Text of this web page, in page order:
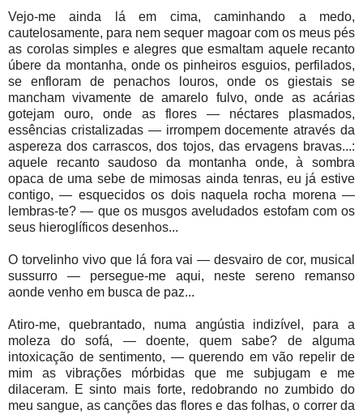
Vejo-me ainda lá em cima, caminhando a medo,
cautelosamente, para nem sequer magoar com os meus pés
as corolas simples e alegres que esmaltam aquele recanto
úbere da montanha, onde os pinheiros esguios, perfilados,
se enfloram de penachos louros, onde os giestais se
mancham vivamente de amarelo fulvo, onde as acárias
gotejam ouro, onde as flores — néctares plasmados,
essências cristalizadas — irrompem docemente através da
aspereza dos carrascos, dos tojos, das ervagens bravas...:
aquele recanto saudoso da montanha onde, à sombra
opaca de uma sebe de mimosas ainda tenras, eu já estive
contigo, — esquecidos os dois naquela rocha morena —
lembras-te? — que os musgos aveludados estofam com os
seus hieroglíficos desenhos...
O torvelinho vivo que lá fora vai — desvairo de cor, musical
sussurro — persegue-me aqui, neste sereno remanso
aonde venho em busca de paz...
Atiro-me, quebrantado, numa angústia indizível, para a
moleza do sofá, — doente, quem sabe? de alguma
intoxicação de sentimento, — querendo em vão repelir de
mim as vibrações mórbidas que me subjugam e me
dilaceram. E sinto mais forte, redobrando no zumbido do
meu sangue, as canções das flores e das folhas, o correr da